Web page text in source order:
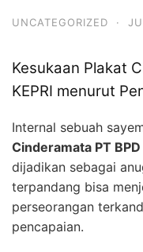
UNCATEGORIZED ·
Kesukaan Plakat
KEPRI menurut
Internal sebuah
Cinderamata PT BPD
dijadikan sebagai
terpandang bisa
perseorangan
pencapaian.